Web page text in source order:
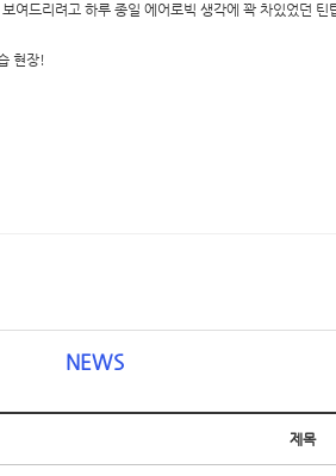
여드리려고 하루 종일 에어로빅 생각에 꽉 차있었던
현장!
NEWS
제목